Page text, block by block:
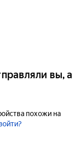
вы, а
похожи на